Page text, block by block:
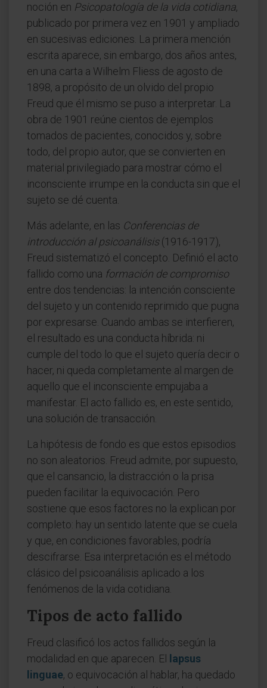
noción en Psicopatología de la vida cotidiana,
publicado por primera vez en 1901 y ampliado
en sucesivas ediciones. La primera mención
escrita aparece, sin embargo, dos años antes,
en una carta a Wilhelm Fliess de agosto de
1898, a propósito de un olvido del propio
Freud que él mismo se puso a interpretar. La
obra de 1901 reúne cientos de ejemplos
tomados de pacientes, conocidos y, sobre
todo, del propio autor, que se convierten en
material privilegiado para mostrar cómo el
inconsciente irrumpe en la conducta sin que el
sujeto se dé cuenta.
Más adelante, en las Conferencias de
introducción al psicoanálisis(1916-1917),
Freud sistematizó el concepto. Definió el acto
fallido como una formación de compromiso
entre dos tendencias: la intención consciente
del sujeto y un contenido reprimido que pugna
por expresarse. Cuando ambas se interfieren,
el resultado es una conducta híbrida: ni
cumple del todo lo que el sujeto quería decir o
hacer, ni queda completamente al margen de
aquello que el inconsciente empujaba a
manifestar. El acto fallido es, en este sentido,
una solución de transacción.
La hipótesis de fondo es que estos episodios
no son aleatorios. Freud admite, por supuesto,
que el cansancio, la distracción o la prisa
pueden facilitar la equivocación. Pero
sostiene que esos factores no la explican por
completo: hay un sentido latente que se cuela
y que, en condiciones favorables, podría
descifrarse. Esa interpretación es el método
clásico del psicoanálisis aplicado a los
fenómenos de la vida cotidiana.
Tipos de acto fallido
Freud clasificó los actos fallidos según la
modalidad en que aparecen. El
lapsus
linguae, o equivocación al hablar, ha quedado